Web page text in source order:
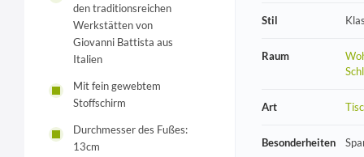
den traditionsreichen
Werkstätten von
Giovanni Battista aus
Italien
Mit fein gewebtem
Stoffschirm
Durchmesser des Fußes:
13cm
Stil
Raum
Art
Besonderheiten